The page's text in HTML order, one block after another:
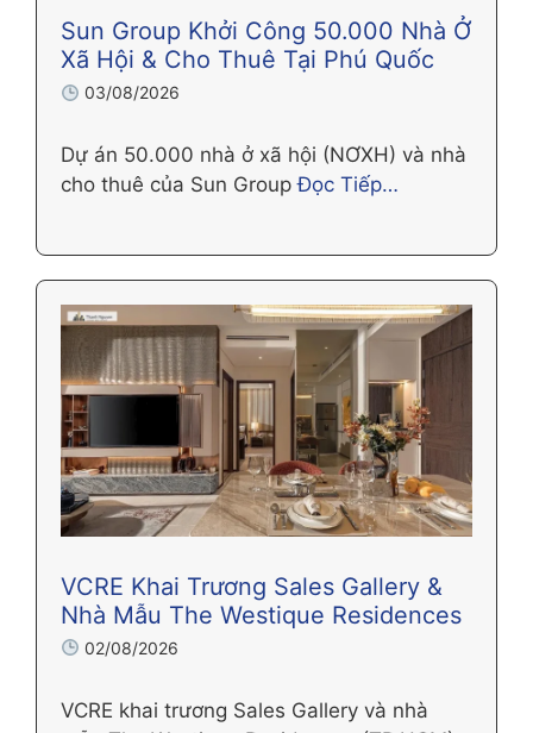
Sun Group Khởi Công 50.000 Nhà Ở
Xã Hội & Cho Thuê Tại Phú Quốc
03/08/2026
Dự án 50.000 nhà ở xã hội (NƠXH) và nhà
cho thuê của Sun Group Đọc Tiếp…
VCRE Khai Trương Sales Gallery &
Nhà Mẫu The Westique Residences
02/08/2026
VCRE khai trương Sales Gallery và nhà